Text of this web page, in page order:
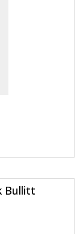
Bullitt